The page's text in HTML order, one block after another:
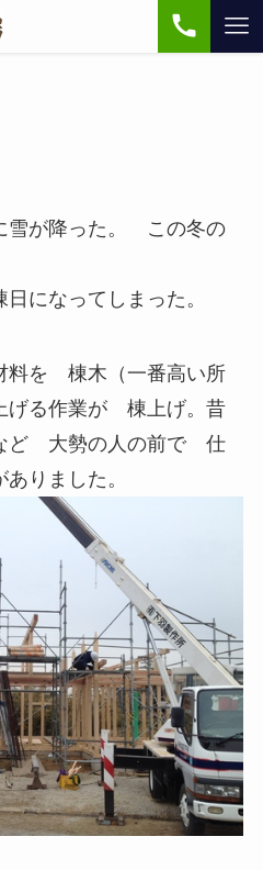
雪が降った。 この冬の
になってしまった。
料を 棟木（一番高い所
げる作業が 棟上げ。昔
ど 大勢の人の前で 仕
ありました。